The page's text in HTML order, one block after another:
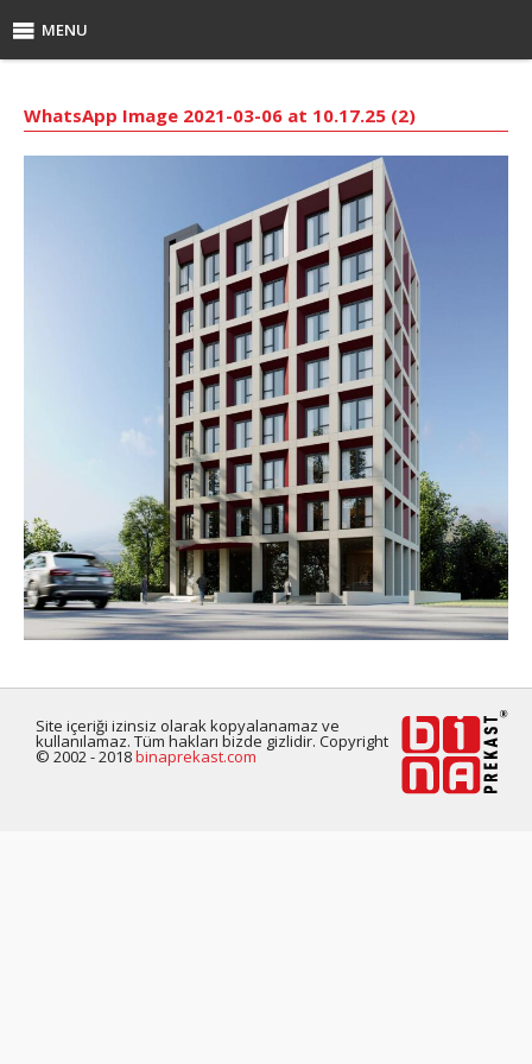
MENU
WhatsApp Image 2021-03-06 at 10.17.25 (2)
Site içeriği izinsiz olarak kopyalanamaz ve
kullanılamaz. Tüm hakları bizde gizlidir. Copyright
© 2002 - 2018binaprekast.com